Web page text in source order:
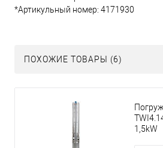
*Артикульный номер: 4171930
ПОХОЖИЕ ТОВАРЫ (6)
1,5kW